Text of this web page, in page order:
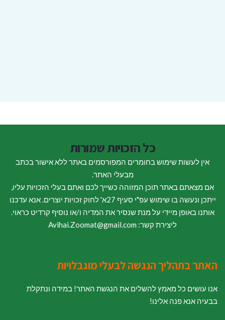
כל הזכויות שמורות
אין לעשות שימוש בחומרים המפורסמים באתר ללא אישור בכתב
מבעלי האתר.
אם מצאתם באתר תוכן המזוהה כשייך לכם ואתם בעלי הזכויות עליו,
ייתכן ונעשה בו שימוש עפ"י סעיף 27א' לחוק זכויות יוצרים. אנא עדכנו
אותנו באופן מיידי על מנת שנסיר את המדיה ו/או נוסיף קרדיט כראוי.
ליצירת קשר: Avihai.Zoomat@gmail.com
האתר בתהליך הנגשה לבעלי מוגבלויות
אנו עושים כל מאמץ להשלים את הנגשת האתר! במידה ונתקלת
בבעיה אנא פנה אלינו!